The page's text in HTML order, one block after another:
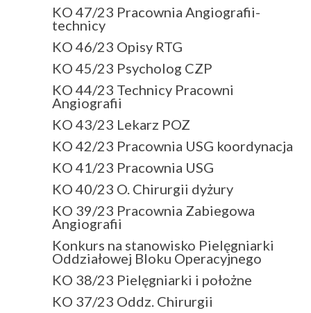
KO 47/23 Pracownia Angiografii-
technicy
KO 46/23 Opisy RTG
KO 45/23 Psycholog CZP
KO 44/23 Technicy Pracowni
Angiografii
KO 43/23 Lekarz POZ
KO 42/23 Pracownia USG koordynacja
KO 41/23 Pracownia USG
KO 40/23 O. Chirurgii dyżury
KO 39/23 Pracownia Zabiegowa
Angiografii
Konkurs na stanowisko Pielęgniarki
Oddziałowej Bloku Operacyjnego
KO 38/23 Pielęgniarki i położne
KO 37/23 Oddz. Chirurgii